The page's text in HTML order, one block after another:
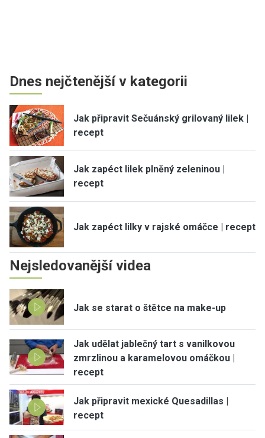
Dnes nejčtenější v kategorii
Jak připravit Sečuánský grilovaný lilek |
recept
Jak zapéct lilek plněný zeleninou |
recept
Jak zapéct lilky v rajské omáčce | recept
Nejsledovanější videa
Jak se starat o štětce na make-up
Jak udělat jablečný tart s vanilkovou
zmrzlinou a karamelovou omáčkou |
recept
Jak připravit mexické Quesadillas |
recept